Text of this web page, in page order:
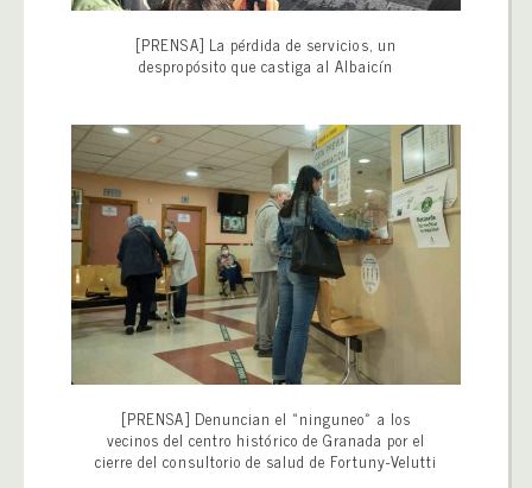
[PRENSA] La pérdida de servicios, un
despropósito que castiga al Albaicín
[PRENSA] Denuncian el «ninguneo» a los
vecinos del centro histórico de Granada por el
cierre del consultorio de salud de Fortuny-Velutti